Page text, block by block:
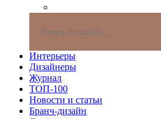
Интерьеры
Дизайнеры
Журнал
ТОП-100
Новости и статьи
Бранч-дизайн